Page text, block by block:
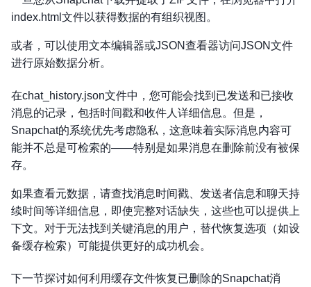
index.html文件以获得数据的有组织视图。
或者，可以使用文本编辑器或JSON查看器访问JSON文件
进行原始数据分析。
在chat_history.json文件中，您可能会找到已发送和已接收
消息的记录，包括时间戳和收件人详细信息。但是，
Snapchat的系统优先考虑隐私，这意味着实际消息内容可
能并不总是可检索的——特别是如果消息在删除前没有被保
存。
如果查看元数据，请查找消息时间戳、发送者信息和聊天持
续时间等详细信息，即使完整对话缺失，这些也可以提供上
下文。对于无法找到关键消息的用户，替代恢复选项（如设
备缓存检索）可能提供更好的成功机会。
下一节探讨如何利用缓存文件恢复已删除的Snapchat消